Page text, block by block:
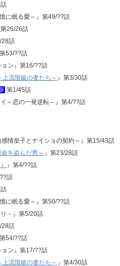
に眠る愛～』第49/??話
第26/26話
28話
53/??話
ン』第16/??話
流階級の妻たち～ 』第3/30話
第1/45話
～恋の一発逆転～』第4/??話
情皇子とナイショの契約～』第15/43話
を盗んだ男～ 』第23/28話
』第4/??話
話
に眠る愛～』第50/??話
－』第5/20話
28話
54/??話
ン』第17/??話
流階級の妻たち～ 』第4/30話